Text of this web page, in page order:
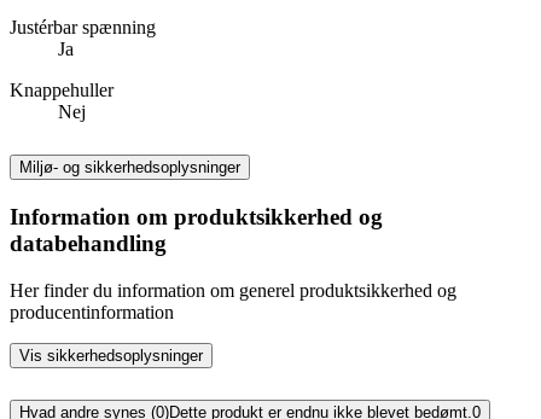
Justérbar spænning
Ja
Knappehuller
Nej
Miljø- og sikkerhedsoplysninger
Information om produktsikkerhed og
databehandling
Her finder du information om generel produktsikkerhed og
producentinformation
Vis sikkerhedsoplysninger
Hvad andre synes (0)Dette produkt er endnu ikke blevet bedømt. 0